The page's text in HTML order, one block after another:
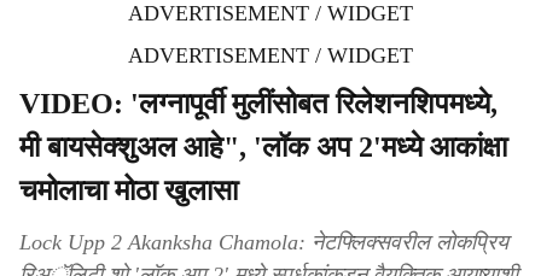
ADVERTISEMENT / WIDGET
ADVERTISEMENT / WIDGET
VIDEO: 'लग्नापूर्वी मुलींसोबत रिलेशनशिपमध्ये,
मी बायसेक्शुअल आहे", 'लॉक अप 2'मध्ये आकांक्षा
चमोलाचा मोठा खुलासा
Lock Upp 2 Akanksha Chamola: नेटफ्लिक्सवरील लोकप्रिय